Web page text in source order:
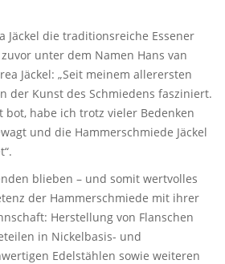
Jäckel die traditionsreiche Essener
unter dem Namen Hans van
Jäckel: „Seit meinem allerersten
der Kunst des Schmiedens fasziniert.
bot, habe ich trotz vieler Bedenken
und die Hammerschmiede Jäckel
blieben – und somit wertvolles
der Hammerschmiede mit ihrer
Herstellung von Flanschen
in Nickelbasis- und
Edelstählen sowie weiteren